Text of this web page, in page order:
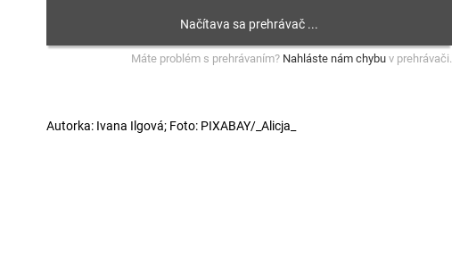
Máte problém s prehrávaním? Nahláste nám chybu v prehrávači.
Autorka: Ivana Ilgová; Foto: PIXABAY/_Alicja_